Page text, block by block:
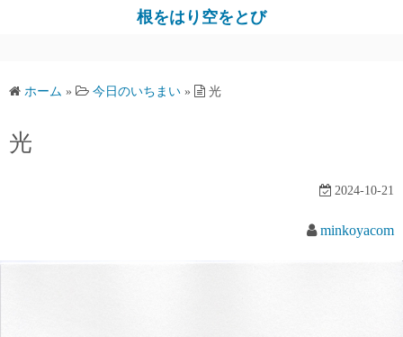
ス
根をはり空をとび
ホーム » 今日のいちまい » 光
光
2024-10-21
minkoyacom